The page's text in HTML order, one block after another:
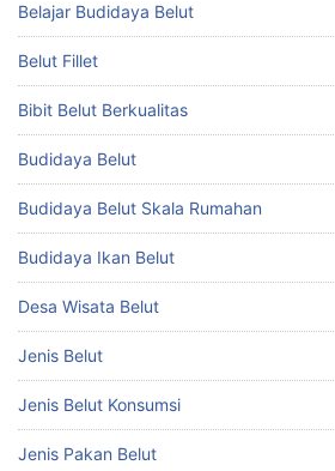
Belajar Budidaya Belut
Belut Fillet
Bibit Belut Berkualitas
Budidaya Belut
Budidaya Belut Skala Rumahan
Budidaya Ikan Belut
Desa Wisata Belut
Jenis Belut
Jenis Belut Konsumsi
Jenis Pakan Belut